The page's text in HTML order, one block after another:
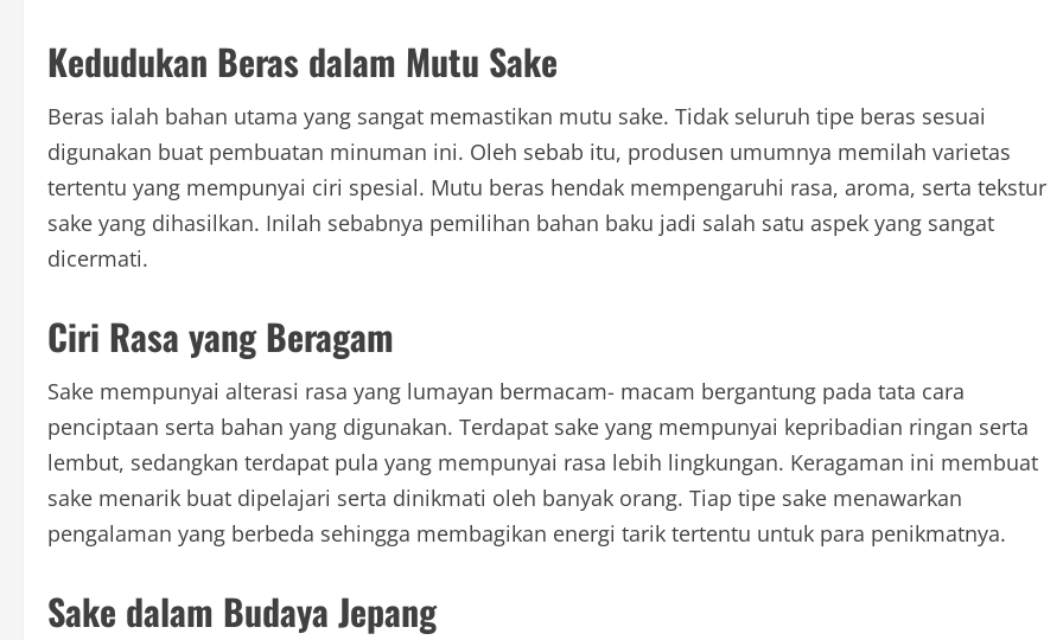
Kedudukan Beras dalam Mutu Sake
Beras ialah bahan utama yang sangat memastikan mutu sake. Tidak seluruh tipe beras sesuai
digunakan buat pembuatan minuman ini. Oleh sebab itu, produsen umumnya memilah varietas
tertentu yang mempunyai ciri spesial. Mutu beras hendak mempengaruhi rasa, aroma, serta tekstur
sake yang dihasilkan. Inilah sebabnya pemilihan bahan baku jadi salah satu aspek yang sangat
dicermati.
Ciri Rasa yang Beragam
Sake mempunyai alterasi rasa yang lumayan bermacam- macam bergantung pada tata cara
penciptaan serta bahan yang digunakan. Terdapat sake yang mempunyai kepribadian ringan serta
lembut, sedangkan terdapat pula yang mempunyai rasa lebih lingkungan. Keragaman ini membuat
sake menarik buat dipelajari serta dinikmati oleh banyak orang. Tiap tipe sake menawarkan
pengalaman yang berbeda sehingga membagikan energi tarik tertentu untuk para penikmatnya.
Sake dalam Budaya Jepang